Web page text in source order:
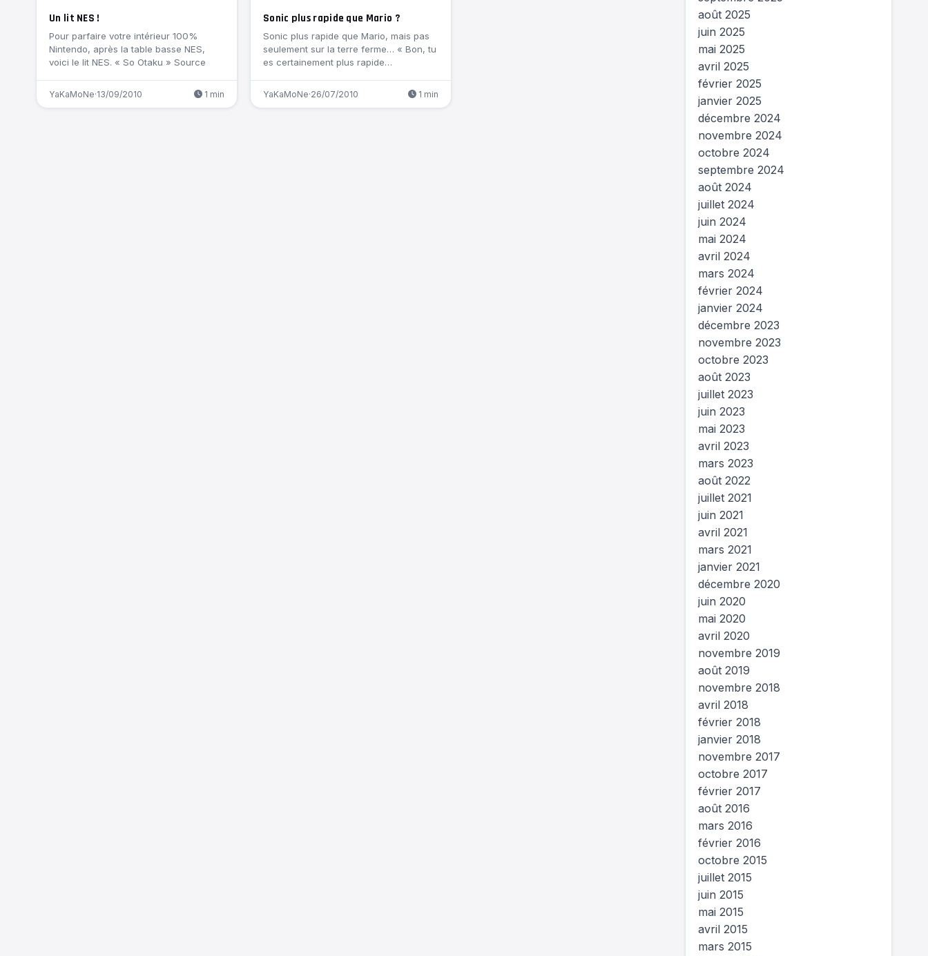
Un lit NES !
Pour parfaire votre intérieur 100%
Nintendo, après la table basse NES,
voici le lit NES. « So Otaku » Source
YaKaMoNe·13/09/2010 1 min
Sonic plus rapide que Mario ?
Sonic plus rapide que Mario, mais pas
seulement sur la terre ferme… « Bon, tu
es certainement plus rapide…
YaKaMoNe·26/07/2010 1 min
août 2025
juin 2025
mai 2025
avril 2025
février 2025
janvier 2025
décembre 2024
novembre 2024
octobre 2024
septembre 2024
août 2024
juillet 2024
juin 2024
mai 2024
avril 2024
mars 2024
février 2024
janvier 2024
décembre 2023
novembre 2023
octobre 2023
août 2023
juillet 2023
juin 2023
mai 2023
avril 2023
mars 2023
août 2022
juillet 2021
juin 2021
avril 2021
mars 2021
janvier 2021
décembre 2020
juin 2020
mai 2020
avril 2020
novembre 2019
août 2019
novembre 2018
avril 2018
février 2018
janvier 2018
novembre 2017
octobre 2017
février 2017
août 2016
mars 2016
février 2016
octobre 2015
juillet 2015
juin 2015
mai 2015
avril 2015
mars 2015